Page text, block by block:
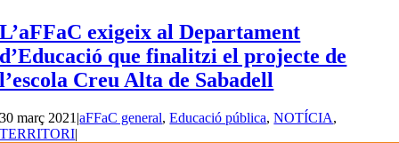
L’aFFaC exigeix al Departament
d’Educació que finalitzi el projecte de
l’escola Creu Alta de Sabadell
30 març 2021 |aFFaC general,Educació pública,NOTÍCIA,
TERRITORI|